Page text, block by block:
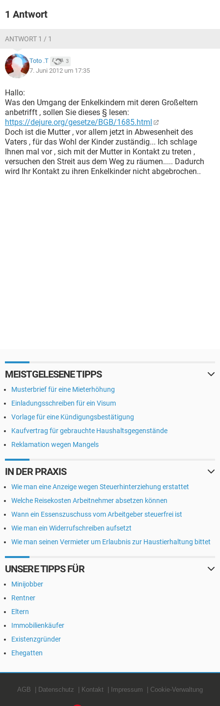
1 Antwort
ANTWORT 1 / 1
Toto .T 3
7. Juni 2012 um 17:35
Hallo:
Was den Umgang der Enkelkindern mit deren Großeltern
anbetrifft , sollen Sie dieses § lesen:
https://dejure.org/gesetze/BGB/1685.html
Doch ist die Mutter , vor allem jetzt in Abwesenheit des
Vaters , für das Wohl der Kinder zuständig... Ich schlage
Ihnen mal vor , sich mit der Mutter in Kontakt zu treten ,
versuchen den Streit aus dem Weg zu räumen..... Dadurch
wird Ihr Kontakt zu ihren Enkelkinder nicht abgebrochen..
MEISTGELESENE TIPPS
Musterbrief für eine Mieterhöhung
Einladungsschreiben für ein Visum
Vorlage für eine Kündigungsbestätigung
Kaufvertrag für gebrauchte Haushaltsgegenstände
Reklamation wegen Mangels
IN DER PRAXIS
Wie man eine Anzeige wegen Steuerhinterziehung erstattet
Welche Reisekosten Arbeitnehmer absetzen können
Wann ein Essenszuschuss vom Arbeitgeber steuerfrei ist
Wie man ein Widerrufschreiben aufsetzt
Wie man seinen Vermieter um Erlaubnis zur Haustierhaltung bittet
UNSERE TIPPS FÜR
Minijobber
Rentner
Eltern
Immobilienkäufer
Existenzgründer
Ehegatten
AGB Datenschutz Kontakt Impressum Cookie-Verwaltung